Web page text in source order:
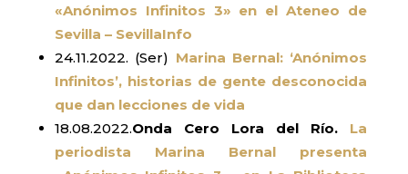
«Anónimos Infinitos 3» en el Ateneo de
Sevilla – SevillaInfo
24.11.2022. (Ser) Marina Bernal: ‘Anónimos
Infinitos’, historias de gente desconocida
que dan lecciones de vida
18.08.2022.Onda Cero Lora del Río. La
periodista Marina Bernal presenta